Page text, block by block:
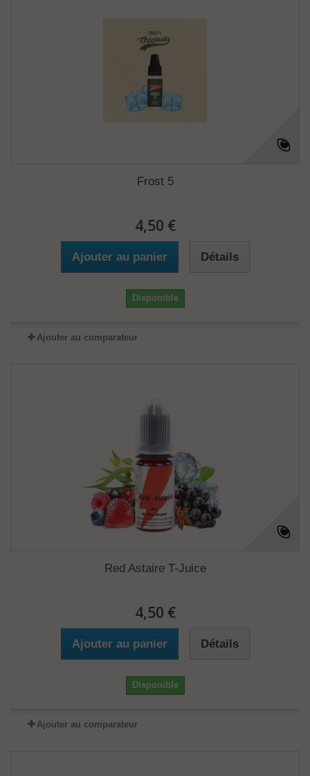
Frost 5
4,50 €
Ajouter au panier Détails
Disponible
Ajouter au comparateur
Red Astaire T-Juice
4,50 €
Ajouter au panier Détails
Disponible
Ajouter au comparateur